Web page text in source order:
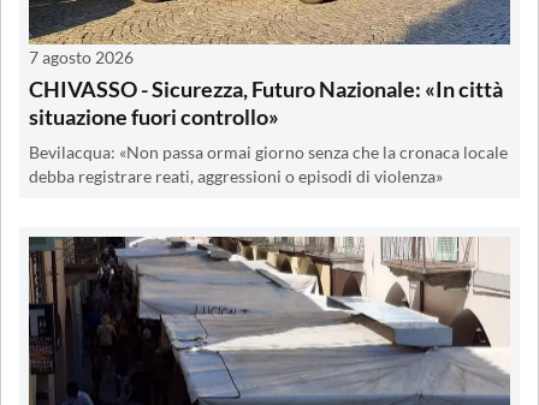
7 agosto 2026
CHIVASSO - Sicurezza, Futuro Nazionale: «In città
situazione fuori controllo»
Bevilacqua: «Non passa ormai giorno senza che la cronaca locale
debba registrare reati, aggressioni o episodi di violenza»